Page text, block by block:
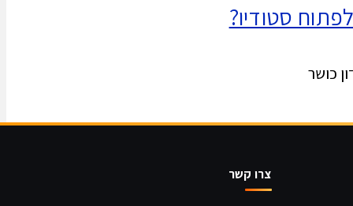
סטודיו?
כושר
צרו קשר